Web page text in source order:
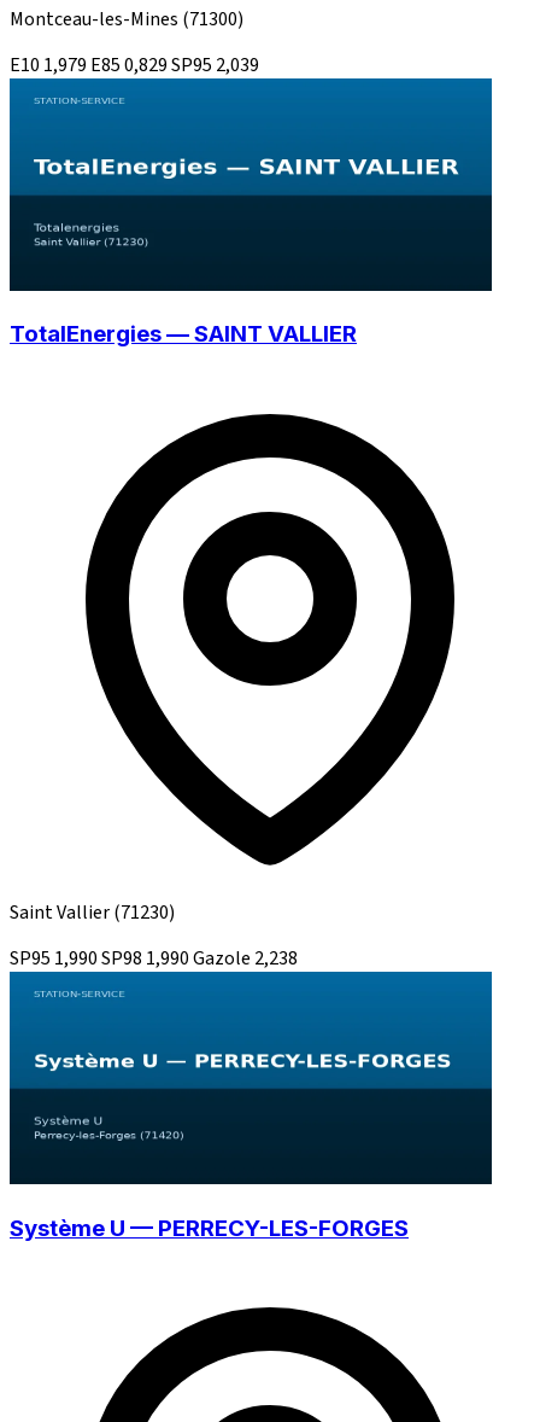
Montceau-les-Mines (71300)
E10 1,979 E850,829SP95 2,039
TotalEnergies — SAINT VALLIER
Saint Vallier(71230)
SP95 1,990SP98 1,990Gazole 2,238
Système U — PERRECY-LES-FORGES